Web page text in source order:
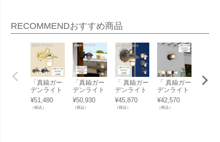
RECOMMENDおすすめ商品
「真鍮ガー
デンライト
LED電球 B
R5060 FR L
E SL くも
¥51,480
（税込）
「真鍮ガー
デンライト
BR5000SH
ORT FR LE
SL くもり
¥50,930
（税込）
「 真鍮ガー
デンライト
BR1760 LE
D くもりガ
ラス 人感セ
¥45,870
（税込）
「 真鍮ガー
デンライト
BH1000 LE
D くもりガ
ラス 人感セ
¥42,570
（税込）
「真